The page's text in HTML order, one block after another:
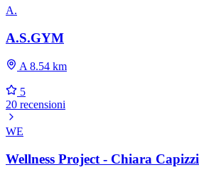
A.
A.S.GYM
A 8.54 km
5
20 recensioni
WE
Wellness Project - Chiara Capizzi